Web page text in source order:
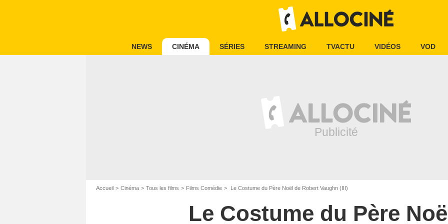
NEWS CINÉMA SÉRIES STREAMING TVACTU VIDÉOS VOD
Accueil Cinéma Tous les films Films Comédie Le Costume du Père Noël de Robert Vaughn (III)
Le Costume du Père